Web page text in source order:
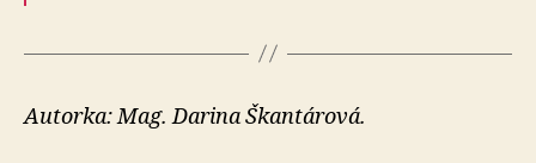
Autorka: Mag. Darina Škantárová.